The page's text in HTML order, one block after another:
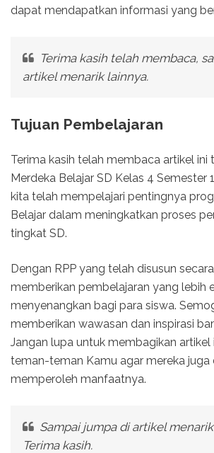
dapat mendapatkan informasi yang
Terima kasih telah membaca,
artikel menarik lainnya.
Tujuan Pembelajaran
Terima kasih telah membaca artikel ini
Merdeka Belajar SD Kelas 4 Semester
kita telah mempelajari pentingnya
Belajar dalam meningkatkan proses
tingkat SD.
Dengan RPP yang telah disusun
memberikan pembelajaran yang lebih
menyenangkan bagi para siswa.
memberikan wawasan dan inspirasi
Jangan lupa untuk membagikan artikel
teman-teman Kamu agar mereka juga
memperoleh manfaatnya.
Sampai jumpa di artikel
Terima kasih.